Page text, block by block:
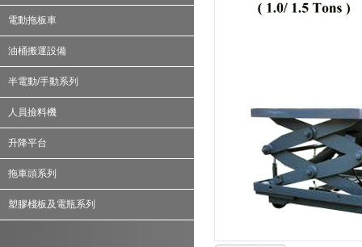
電動拖板車
油桶搬運設備
半電動/手動系列
人員撿料機
升降平台
拖車頭系列
塑膠棧板及電瓶系列